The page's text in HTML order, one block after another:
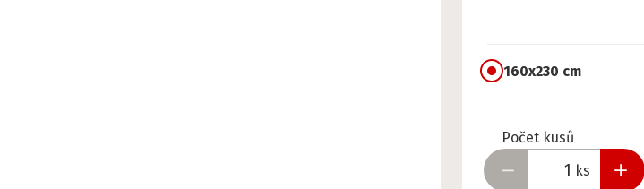
160x230 cm
Počet kusů
ks
Připraveno